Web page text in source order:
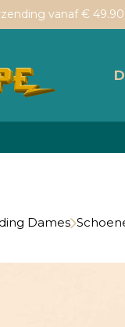
vanaf €
Dames